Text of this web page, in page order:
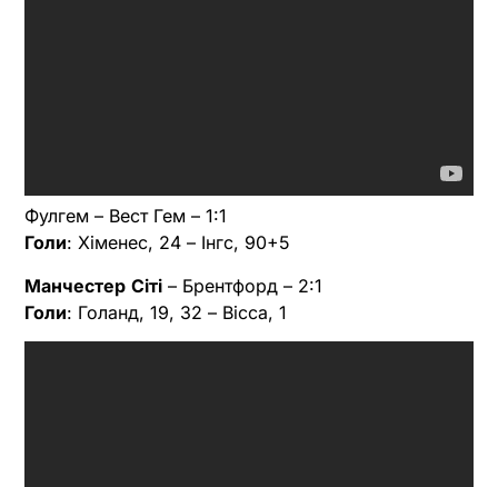
Фулгем – Вест Гем – 1:1
Голи: Хіменес, 24 – Інгс, 90+5
Манчестер Сіті – Брентфорд – 2:1
Голи: Голанд, 19, 32 – Вісса, 1